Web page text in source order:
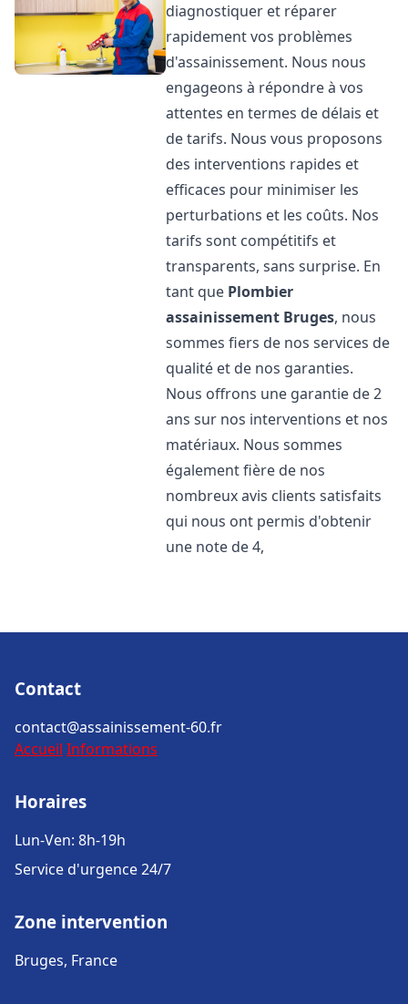
diagnostiquer et réparer
rapidement vos problèmes
d'assainissement. Nous nous
engageons à répondre à vos
attentes en termes de délais et
de tarifs. Nous vous proposons
des interventions rapides et
efficaces pour minimiser les
perturbations et les coûts. Nos
tarifs sont compétitifs et
transparents, sans surprise. En
tant que Plombier
assainissement Bruges, nous
sommes fiers de nos services de
qualité et de nos garanties.
Nous offrons une garantie de 2
ans sur nos interventions et nos
matériaux. Nous sommes
également fière de nos
nombreux avis clients satisfaits
qui nous ont permis d'obtenir
une note de 4,
Contact
contact@assainissement-60.fr
Accueil Informations
Horaires
Lun-Ven: 8h-19h
Service d'urgence 24/7
Zone intervention
Bruges, France